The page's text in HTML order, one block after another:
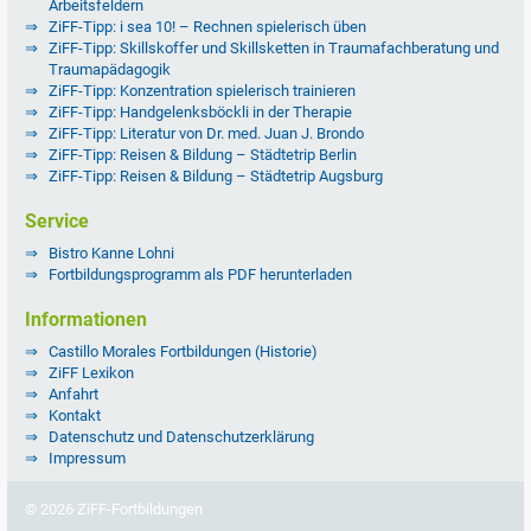
Arbeitsfeldern
ZiFF-Tipp: i sea 10! – Rechnen spielerisch üben
ZiFF-Tipp: Skillskoffer und Skillsketten in Traumafachberatung und
Traumapädagogik
ZiFF-Tipp: Konzentration spielerisch trainieren
ZiFF-Tipp: Handgelenksböckli in der Therapie
ZiFF-Tipp: Literatur von Dr. med. Juan J. Brondo
ZiFF-Tipp: Reisen & Bildung – Städtetrip Berlin
ZiFF-Tipp: Reisen & Bildung – Städtetrip Augsburg
Service
Bistro Kanne Lohni
Fortbildungsprogramm als PDF herunterladen
Informationen
Castillo Morales Fortbildungen (Historie)
ZiFF Lexikon
Anfahrt
Kontakt
Datenschutz und Datenschutzerklärung
Impressum
© 2026 ZiFF-Fortbildungen